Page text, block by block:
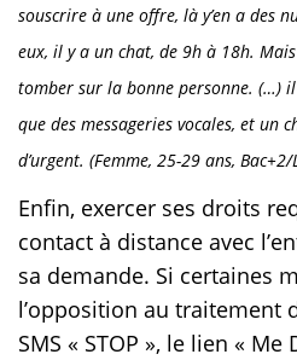
souscrire à une offre, là y’en a des
eux, il y a un chat, de 9h à 18h.
tomber sur la bonne personne. (…)
que des messageries vocales, et un
d’urgent. (Femme, 25-29 ans,
Enfin, exercer ses droits
contact à distance avec
sa demande. Si certaines
l’opposition au traitement
SMS « STOP », le lien «